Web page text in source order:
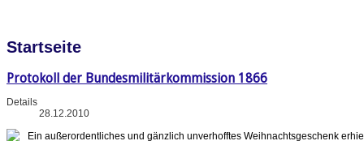
Startseite
Protokoll der Bundesmilitärkommission 1866
Details
28.12.2010
Ein außerordentliches und gänzlich unverhofftes Weihnachtsgeschenk